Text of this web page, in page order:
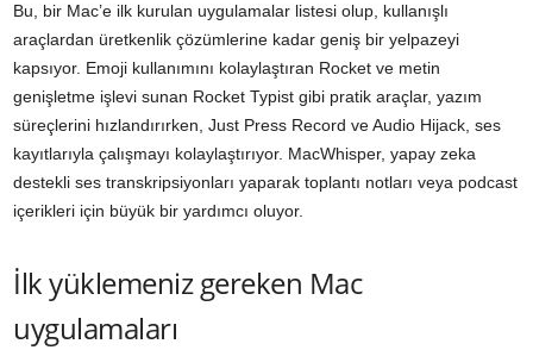
Bu, bir Mac’e ilk kurulan uygulamalar listesi olup, kullanışlı
araçlardan üretkenlik çözümlerine kadar geniş bir yelpazeyi
kapsıyor. Emoji kullanımını kolaylaştıran Rocket ve metin
genişletme işlevi sunan Rocket Typist gibi pratik araçlar, yazım
süreçlerini hızlandırırken, Just Press Record ve Audio Hijack, ses
kayıtlarıyla çalışmayı kolaylaştırıyor. MacWhisper, yapay zeka
destekli ses transkripsiyonları yaparak toplantı notları veya podcast
içerikleri için büyük bir yardımcı oluyor.
İlk yüklemeniz gereken Mac
uygulamaları